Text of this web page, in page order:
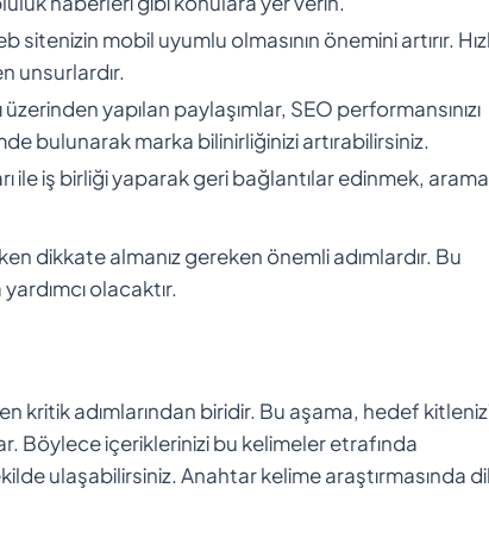
sitenizin mobil uyumlu olmasının önemini artırır.
unsurlardır.
yapılan paylaşımlar, SEO performansınızı
bulunarak marka bilinirliğinizi artırabilirsiniz.
ile iş birliği yaparak geri bağlantılar edinmek, arama
dikkate almanız gereken önemli adımlardır. Bu
olacaktır.
kritik adımlarından biridir. Bu aşama, hedef
Böylece içeriklerinizi bu kelimeler etrafında
ulaşabilirsiniz. Anahtar kelime araştırmasında